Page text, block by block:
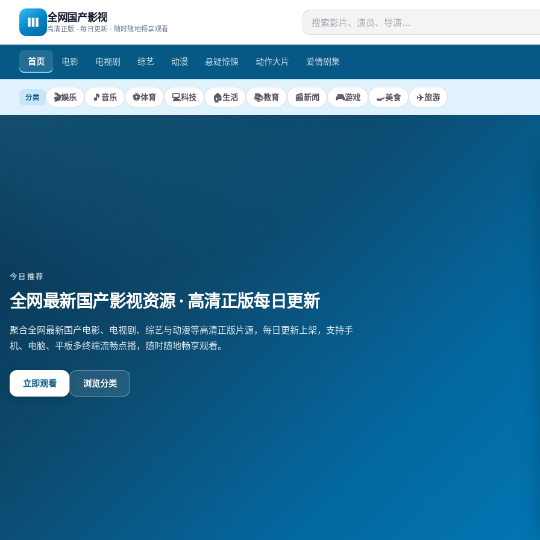
全网国产影视
高清正版 · 每日更新 · 随时随地畅享观看
首页 电影 电视剧 综艺 动漫 悬疑惊悚 动作大片 爱情剧集
分类 🎬娱乐 🎵音乐 ⚽体育 💻科技 🏠生活 📚教育 📰新闻 🎮游戏 🍳美食 ✈️旅游
今日推荐
全网最新国产影视资源· 高清正版每日更新
聚合全网最新国产电影、电视剧、综艺与动漫等高清正版片源，每日更新上架，支持手
机、电脑、平板多终端流畅点播，随时随地畅享观看。
立即观看 浏览分类